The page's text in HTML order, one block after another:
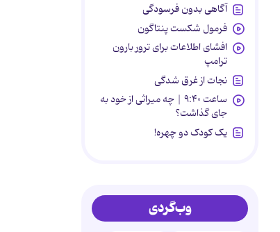
آگاهی بدون فرسودگی
فرمول شکست پنتاگون
افشای اطلاعات برای ترور بارون
ترامپ
نجات از غرق شدگی
ساعت ۹:۴۰ | چه میراثی از خود به
جای گذاشت؟
یک کودک دو چهره!
وب‌گردی